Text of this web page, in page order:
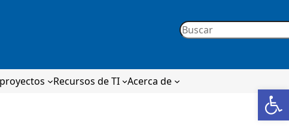
Recursos de TI Acerca de